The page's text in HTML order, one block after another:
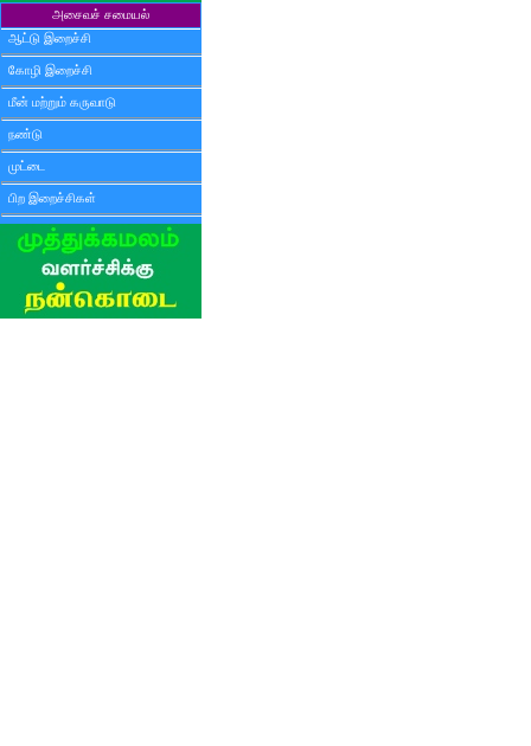
அசைவச் சமையல்
ஆட்டு இறைச்சி
கோழி இறைச்சி
மீன் மற்றும் கருவாடு
நண்டு
முட்டை
பிற இறைச்சிகள்